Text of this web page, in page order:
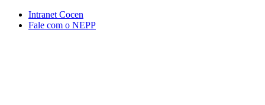
Conteúdo principal Menu principal
Intranet Cocen
Fale com o NEPP